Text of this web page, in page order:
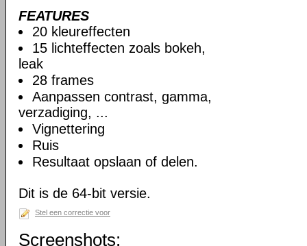
FEATURES
20 kleureffecten
15 lichteffecten zoals bokeh,
leak
28 frames
Aanpassen contrast, gamma,
verzadiging, ...
Vignettering
Ruis
Resultaat opslaan of delen.
Dit is de 64-bit versie.
Stel een correctie voor
Screenshots: